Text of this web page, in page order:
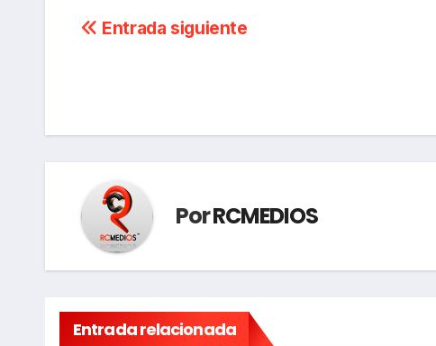
Navegación
Entrada siguiente
PorRCMEDIOS
Entrada relacionada